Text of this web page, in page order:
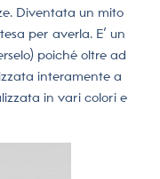
Diventata un mito
per averla. E’ un
poiché oltre ad
interamente a
in vari colori e